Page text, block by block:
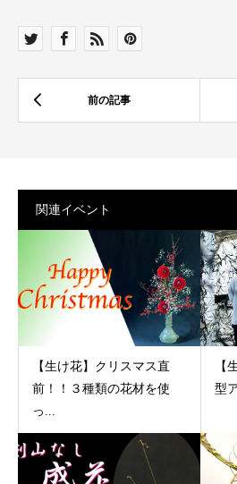
関連イベント
【生け花】クリスマス直
前！！３種類の花材を使
っ...
【
型